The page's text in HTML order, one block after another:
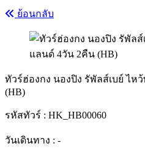
ย้อนกลับ
ทัวร์ฮ่องกง นองปิง รัพัลส์เบย์ ไห
(HB)
รหัสทัวร์ : HK_HB00060
วันเดินทาง : -